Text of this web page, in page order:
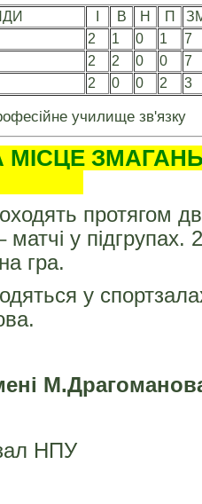
В Н П
2 1 0 1
7
2 2 0 0
7
2 0 0 2 3
училище зв'язку
ТА
протягом
матчі у підгрупах.
гра.
у
НПУ